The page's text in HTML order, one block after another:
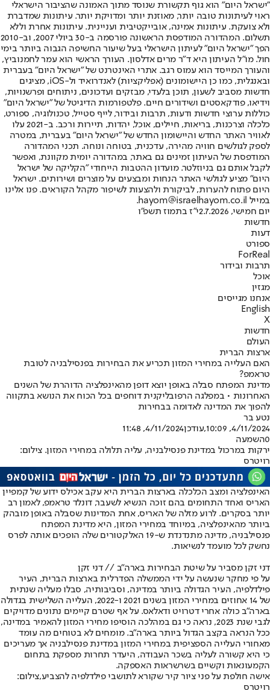
"ישראל היום" הוא גוף תקשורת שנוסד מתוך האמונה שהציבור הישראלי
ראוי לעיתונות טובה יותר, מאוזנת יותר ומדויקת יותר. עיתונות שמדברת
ולא צועקת. עיתונות אמינה, אובייקטיבית ועניינית. עיתונות אחרת וללא
תשלום. המהדורה המודפסת הראשונה פורסמה ב-30 ביולי 2007, וב-2010
הפך "ישראל היום" לעיתון הישראלי בעל שיעור החשיפה הגבוה ביותר בימי
חול. מו"ל העיתון היא ד"ר מרים אדלסון. העורך הראשי הוא עמר לחמנוביץ,
והעורך המייסד הוא עמוס רגב. אתרי האינטרנט של "ישראל היום" בעברית
ובאנגלית, כמו כן היישומונים (אפליקציות) לאנדרואיד ול-iOS, מציגים
חדשות מסביב לשעון, תוכן בלעדי, מבזקים ועדכונים, ניתוחים ופרשנויות,
וידיאו, פודקאסטים ושידורים חיים. פלטפורמות הדיגיטל של "ישראל היום"
כוללות ערוצי חדשות ודעות, תרבות ובידור, לייף סטייל, טכנולוגיה, ספורט,
כלכלה וצרכנות, בריאות, חיילים, אוכל, יהדות, תיירות ורכב. ב-2021 עלו
לאוויר האתר החדש והיישומון החדש של "ישראל היום" בעברית, במטרה
לספק לגולשים חוויה מהירה, עדכנית, בטוחה ונוחה. תכני המהדורה
המודפסת של העיתון זמינים גם באתר, במהדורה יומית מקוונת, ואפשר
לקבל אותם גם בניוזלטר. מועדון ההטבות הייחודי "הקליקה של ישראל
היום" מציע לגולשי האתר הנחות ומבצעים על מוצרים ושירותים. ישראל
היום פתוח להערות, לביקורת ולהצעות לשיפור מקהל הקוראים. פנו אלינו
במייל hayom@israelhayom.co.il.
יום חמישי, 2.7.2026
י"ז בתמוז תשפ"ו
חדשות
דעות
ספורט
ForReal
תרבות ובידור
אוכל
מגזין
אנחנו מגייסים
English
X
חדשות
העולם
ארצות הברית
האם העלייה במחירי המזון תכריע את הבחירות בפנסילבניה לטובת
טראמפ?
מדינת המפתח סבלה באופן יוצא דופן מהאינפלציה הדוהרת של השנים
האחרונות • במפלגה הרפובליקנית דוחפים בכל הכוח את הנושא בתקווה
להפוך את המדינה לאדומה בבחירות
נטע בר
4/11/2024, 10:09
,עודכן4/11/2024, 11:48
0השמעה
ירקות במרכול במדינת פנסילבניה, עליה תלולה במחירי המזון. צילום:
רויטרס
האינפלציה ומצב הכלכלה בארצות הברית היא עקב אכילס ידוע של קמפיין
האריס ואחד התחומים בהם זוכה הנשיא לשעבר, דונלד טראמפ, לאמון רב
יותר בסקרים. לרוע מזלה של האריס, אחת המדינות שסבלה באופן מובהק
ביותר מהאינפלציה, במיוחד במחירי המזון, היא מדינת המפתח
פנסילבניה, מדינה מתנדנדת ש-19 האלקטורים שלה הופכים אותה לפרס
נחשק לכל מועמד לנשיאות.
דני זקן מסביר על שיטת הבחירות בארה"ב // דני זקן
על פי מחקר שנעשה על ידי הממשלה הפדרלית בארצות הברית, העיר
פילדלפיה, העיר הגדולה ביותר במדינה, וסביבותיה, סבלו מעליה שנתית
של 14 אחוזים במחירי המזון בשנים 2021 ו-2022, העלייה השלישית בגדולה
בארה"ב כולה אחרי דטרויט ודאלאס. על אף שטרם קיימים נתונים מדויקים
לגבי שנת 2023, נראה כי גם במהלכה הוסיפו מחירי המזון להאמיר במדינה,
ככל הנראה בקצב הגדול ביותר בארה"ב. מומחים לא בטוחים מה עומד
מאחורי העלייה הספציפית במחירי המזון במדינת פנסילבניה אך מעריכים
כי היא קשורה לעליה בשכר העבודה, היעדר תחרות מספקת בתחום
הקמעונאות וקשיים בשרשראות האספקה.
אישה חולפת על פני ציור קיר שקורא לתושבי פילדלפיה להצביע,צילום:
רויטרס